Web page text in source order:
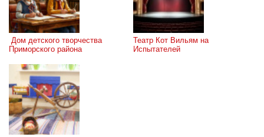
Приморского района
Театр Кот Вильям на
Испытателей